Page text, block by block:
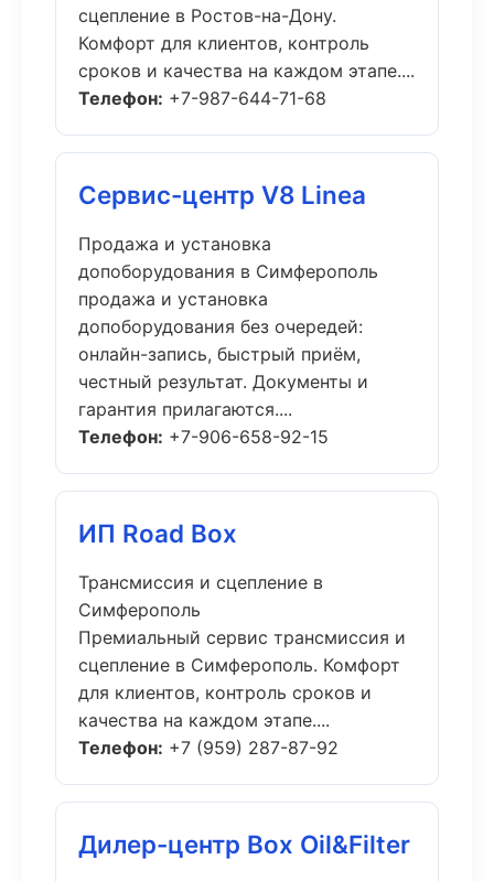
сцепление в Ростов-на-Дону.
Комфорт для клиентов, контроль
сроков и качества на каждом этапе....
Телефон: +7-987-644-71-68
Сервис-центр V8 Linea
Продажа и установка
допоборудования в Симферополь
продажа и установка
допоборудования без очередей:
онлайн-запись, быстрый приём,
честный результат. Документы и
гарантия прилагаются....
Телефон: +7-906-658-92-15
ИП Road Box
Трансмиссия и сцепление в
Симферополь
Премиальный сервис трансмиссия и
сцепление в Симферополь. Комфорт
для клиентов, контроль сроков и
качества на каждом этапе....
Телефон: +7 (959) 287-87-92
Дилер-центр Box Oil&Filter